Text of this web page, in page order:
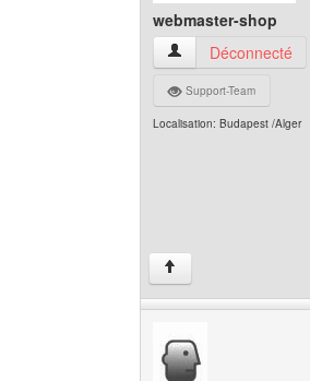
webmaster-shop
webmaster-shop
Déconnecté
Support-Team
Localisation: Budapest /Alger
↑